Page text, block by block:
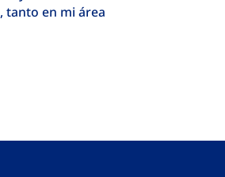
tanto en mi área